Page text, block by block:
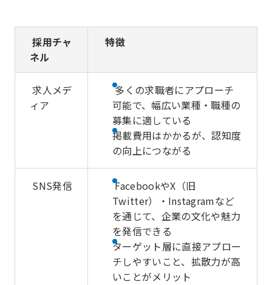
採用チャ
ネル
特徴
求人メデ
ィア
多くの求職者にアプローチ
可能で、幅広い業種・職種の
募集に適している
掲載費用はかかるが、認知度
の向上につながる
SNS発信
FacebookやX（旧
Twitter）・Instagramなど
を通じて、企業の文化や魅力
を発信できる
ターゲット層に直接アプロー
チしやすいこと、拡散力が高
いことがメリット